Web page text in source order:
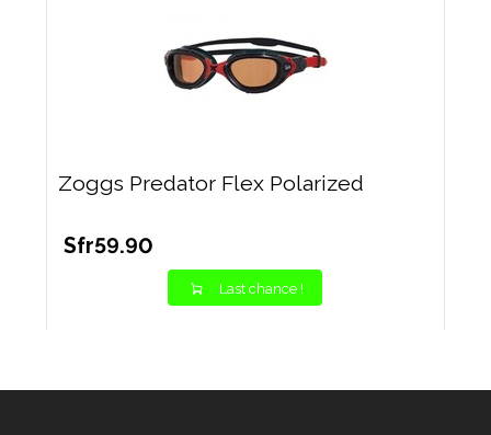
Zoggs Predator Flex Polarized
Sfr59.90
Last chance !